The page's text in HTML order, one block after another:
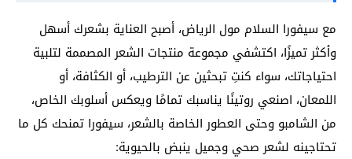
مع سيفورا السلام مول الرياض، أصبح العناية بشعرك أسهل
وأكثر تميزًا، اكتشفي مجموعة منتجات الشعر المصممة لتلبية
احتياجاتك، سواء كنتِ تبحثين عن الترطيب، أو الكثافة، أو
اللمعان، اصنعي روتينًا يناسبك تمامًا ويعكس أسلوبك الخاص،
من الشامبو وحتى العطور الخاصة بالشعر، سيفورا تمنحك كل ما
تحتاجينه لشعر صحي وجميل ينبض بالحيوية: